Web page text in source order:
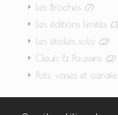
Les Broches (7)
Les éditions limités
Les étoiles solo (2)
Oeufs & Poussins (2)
Pots, vases et